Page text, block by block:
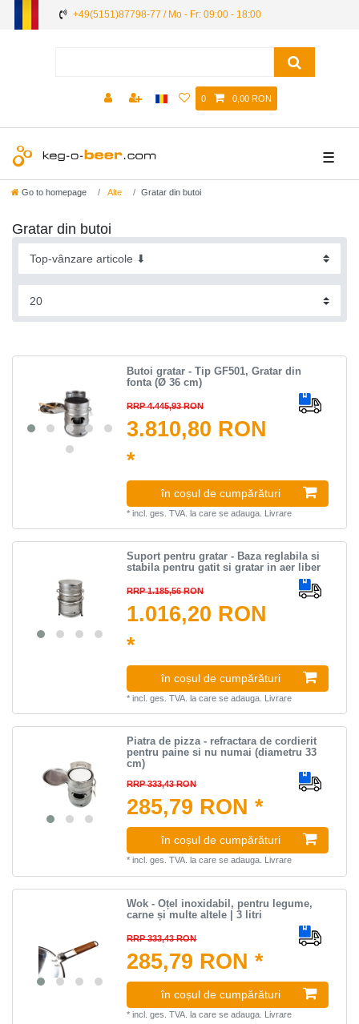
+49(5151)87798-77 / Mo - Fr: 09:00 - 18:00
0 0,00 RON
☰
Go to homepage Alte Gratar din butoi
Gratar din butoi
Butoi gratar - Tip GF501, Gratar din
fonta (Ø 36 cm)
RRP 4.445,93 RON
3.810,80 RON
*
în coșul de cumpărături
*incl. ges. TVA. la care se adauga. Livrare
Suport pentru gratar - Baza reglabila si
stabila pentru gatit si gratar in aer liber
RRP 1.185,56 RON
1.016,20 RON
*
în coșul de cumpărături
*incl. ges. TVA. la care se adauga. Livrare
Piatra de pizza - refractara de cordierit
pentru paine si nu numai (diametru 33
cm)
RRP 333,43 RON
285,79 RON *
în coșul de cumpărături
*incl. ges. TVA. la care se adauga. Livrare
Wok - Oțel inoxidabil, pentru legume,
carne și multe altele | 3 litri
RRP 333,43 RON
285,79 RON *
în coșul de cumpărături
*incl. ges. TVA. la care se adauga. Livrare